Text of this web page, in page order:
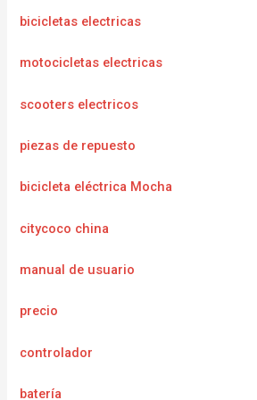
bicicletas electricas
motocicletas electricas
scooters electricos
piezas de repuesto
bicicleta eléctrica Mocha
citycoco china
manual de usuario
precio
controlador
batería